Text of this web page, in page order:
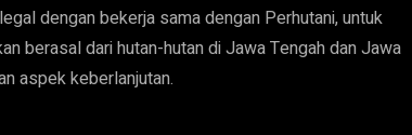
dengan bekerja sama dengan Perhutani, untuk
berasal dari hutan-hutan di Jawa Tengah dan Jawa
aspek keberlanjutan.